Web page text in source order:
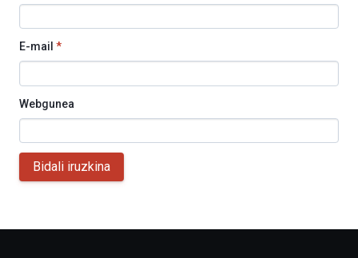
E-mail *
Webgunea
Bidali iruzkina